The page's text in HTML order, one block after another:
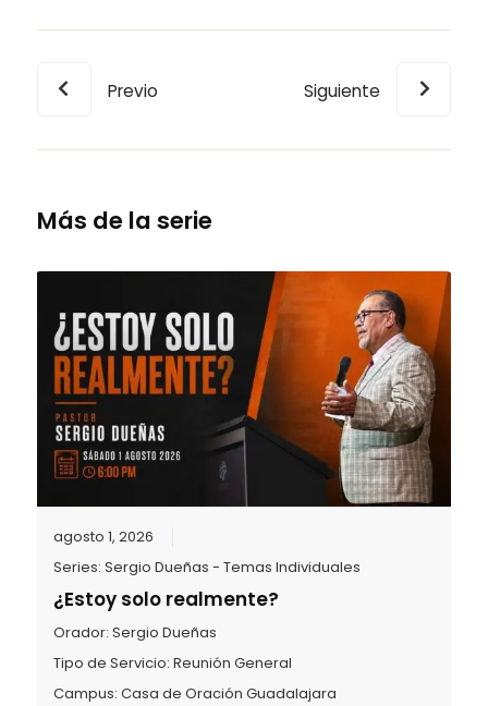
Previo Siguiente
Más de la serie
agosto 1, 2026
Series:Sergio Dueñas - Temas Individuales
¿Estoy solo realmente?
Orador:Sergio Dueñas
Tipo de Servicio:Reunión General
Campus:Casa de Oración Guadalajara